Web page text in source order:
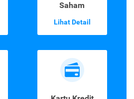
Saham
Lihat Detail